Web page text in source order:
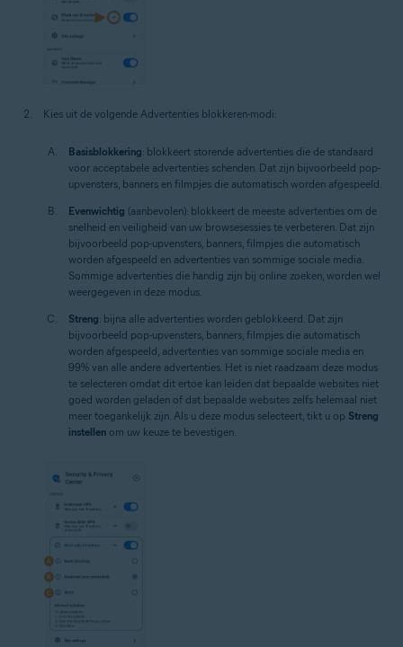
Kies uit de volgende Advertenties blokkeren-modi:
Basisblokkering: blokkeert storende advertenties die de standaard
voor acceptabele advertenties schenden. Dat zijn bijvoorbeeld pop-
upvensters, banners en filmpjes die automatisch worden afgespeeld.
Evenwichtig (aanbevolen): blokkeert de meeste advertenties om de
snelheid en veiligheid van uw browsesessies te verbeteren. Dat zijn
bijvoorbeeld pop-upvensters, banners, filmpjes die automatisch
worden afgespeeld en advertenties van sommige sociale media.
Sommige advertenties die handig zijn bij online zoeken, worden wel
weergegeven in deze modus.
Streng: bijna alle advertenties worden geblokkeerd. Dat zijn
bijvoorbeeld pop-upvensters, banners, filmpjes die automatisch
worden afgespeeld, advertenties van sommige sociale media en
99% van alle andere advertenties. Het is niet raadzaam deze modus
te selecteren omdat dit ertoe kan leiden dat bepaalde websites niet
goed worden geladen of dat bepaalde websites zelfs helemaal niet
meer toegankelijk zijn. Als u deze modus selecteert, tikt u op Streng
instellen om uw keuze te bevestigen.